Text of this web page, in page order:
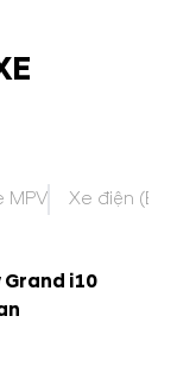
MPV Xe điện (EV)
Grand i10